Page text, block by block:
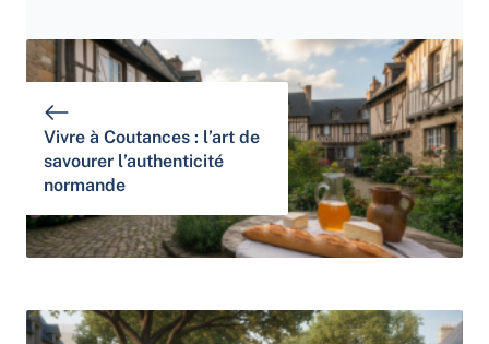
Vivre à Coutances : l’art de
savourer l’authenticité
normande